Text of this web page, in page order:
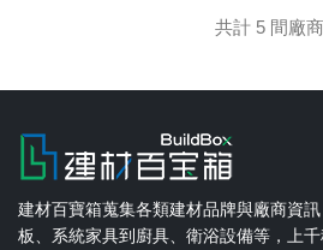
共計 5 間廠商
建材百寶箱蒐集各類建材品牌與廠商資
板、系統家具到廚具、衛浴設備等，上